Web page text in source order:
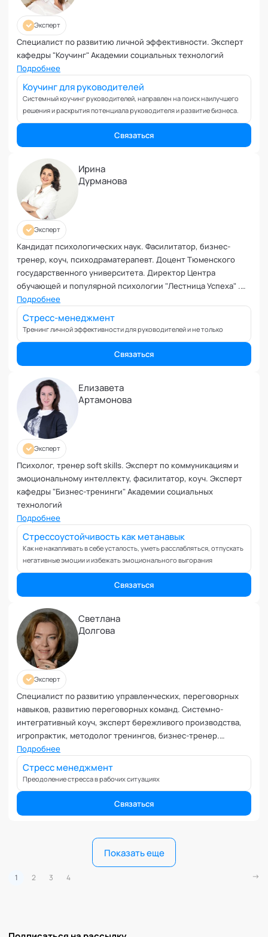
Фобии и страхи
Формирование команд
Эмоциональные расстройства
Эмоциональный интеллект
Эксперт
Специалист по развитию личной эффективности. Эксперт
кафедры "Коучинг" Академии социальных технологий
Подробнее
Коучинг для руководителей
Системный коучинг руководителей, направлен на поиск наилучшего
решения и раскрытия потенциала руководителя и развитие бизнеса.
Связаться
Ирина
Дурманова
Эксперт
Кандидат психологических наук. Фасилитатор, бизнес-
тренер, коуч, психодраматерапевт. Доцент Тюменского
государственного университета. Директор Центра
обучающей и популярной психологии "Лестница Успеха" .
Основные сферы деятельности: управленческий
консалтинг; корпоративные сессии и тренинги; обучение
руководителей, психологов, бизнес- тренеров;
индивидуальное консультирование и психотерапия.
Эксперт кафедры "Фасилитация и модерация" Академии
социальных технологий
Подробнее
Стресс-менеджмент
Тренинг личной эффективности для руководителей и не только
Связаться
Елизавета
Артамонова
Эксперт
Психолог, тренер soft skills. Эксперт по коммуникациям и
эмоциональному интеллекту, фасилитатор, коуч. Эксперт
кафедры "Бизнес-тренинги" Академии социальных
технологий
Подробнее
Стрессоустойчивость как метанавык
Как не накапливать в себе усталость, уметь расслабляться, отпускать
негативные эмоции и избежать эмоционального выгорания
Связаться
Светлана
Долгова
Эксперт
Специалист по развитию управленческих, переговорных
навыков, развитию переговорных команд. Системно-
интегративный коуч, эксперт бережливого производства,
игропрактик, методолог тренингов, бизнес-тренер.
Эксперт кафедры "Технологии командного менеджмента"
Академии социальных технологий
Подробнее
Стресс менеджмент
Преодоление стресса в рабочих ситуациях
Связаться
Показать еще
1 2 3 4